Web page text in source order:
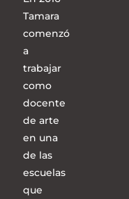
Tamara
comenzó
a
trabajar
como
docente
de arte
en una
de las
escuelas
que